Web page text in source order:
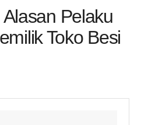
Pelaku
Toko Besi